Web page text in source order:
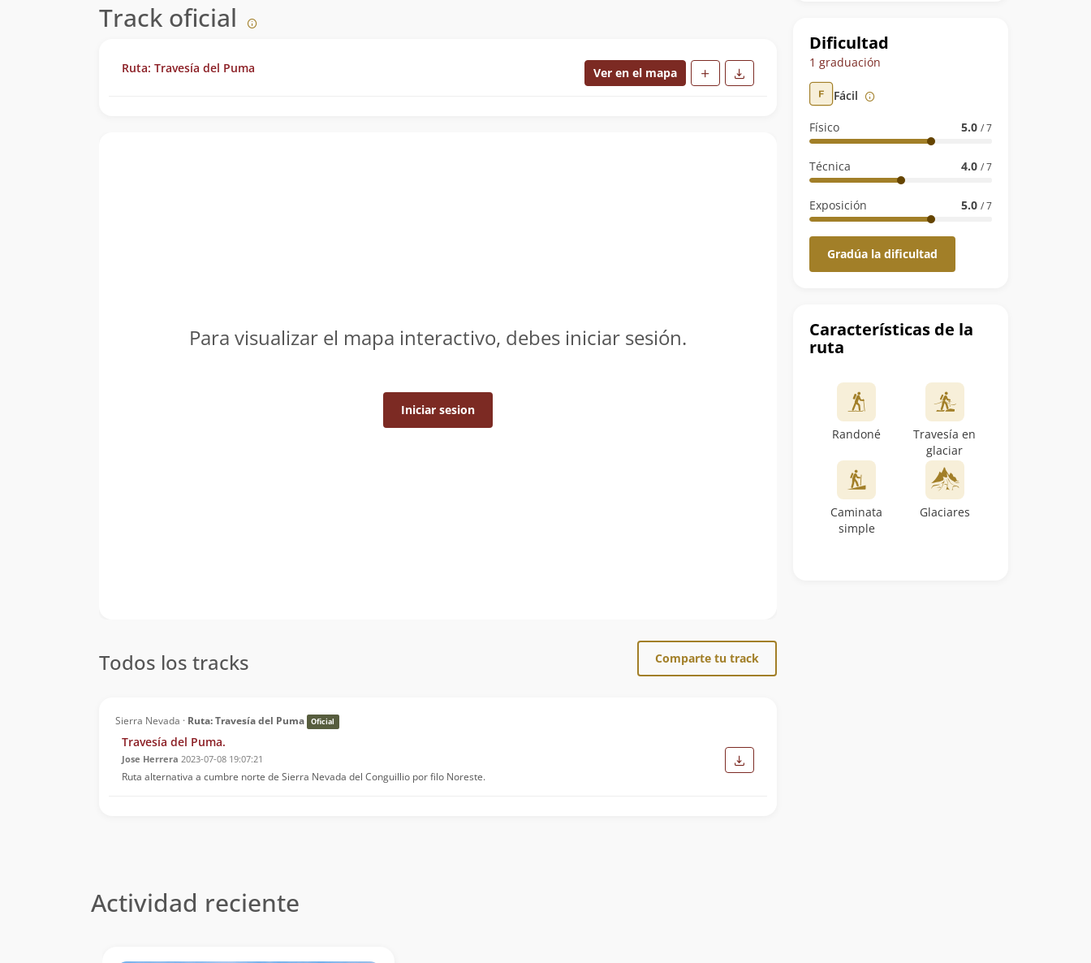
ruta
Dificultad
1 graduación
Fácil
Físico 5.0 / 7
Técnica 4.0 / 7
Exposición 5.0 / 7
Gradúa la dificultad
Características de la
ruta
Randoné
Travesía en
glaciar
Caminata
simple
Glaciares
Track oficial
Ruta: Travesía del Puma Ver en el mapa
Para visualizar el mapa interactivo, debes iniciar sesión.
Iniciar sesion
Todos los tracks Comparte tu track
Sierra Nevada · Ruta: Travesía del Puma Oficial
Travesía del Puma.
Jose Herrera 2023-07-08 19:07:21
Ruta alternativa a cumbre norte de Sierra Nevada del Conguillio por filo Noreste.
Actividad reciente